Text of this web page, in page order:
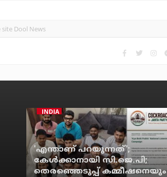
INDIA
'എന്താണ് പറയുന്നത്';
കേള്‍ക്കാനായി സി.ജെ.പി;
തെരഞ്ഞെടുപ്പ് കമ്മീഷനെയും